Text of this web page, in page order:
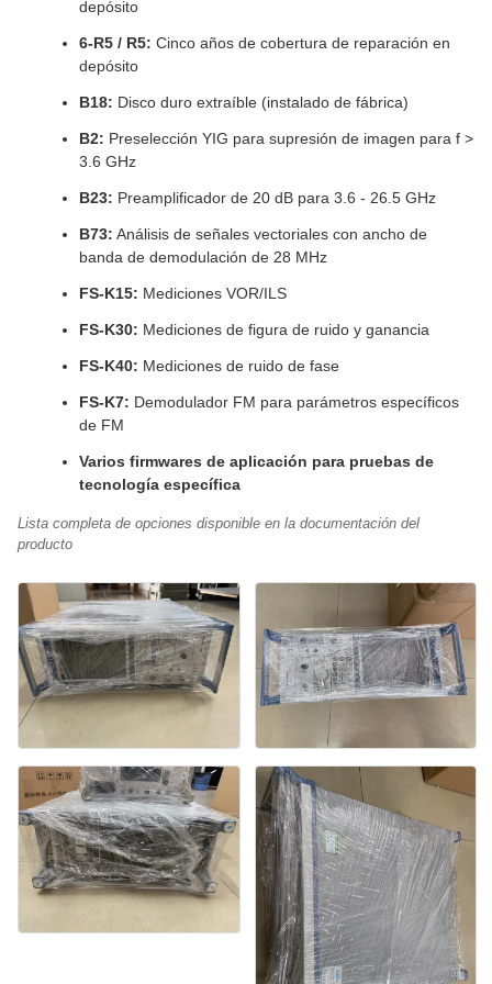
depósito
6-R5 / R5: Cinco años de cobertura de reparación en
depósito
B18: Disco duro extraíble (instalado de fábrica)
B2: Preselección YIG para supresión de imagen para f >
3.6 GHz
B23: Preamplificador de 20 dB para 3.6 - 26.5 GHz
B73: Análisis de señales vectoriales con ancho de
banda de demodulación de 28 MHz
FS-K15: Mediciones VOR/ILS
FS-K30: Mediciones de figura de ruido y ganancia
FS-K40: Mediciones de ruido de fase
FS-K7: Demodulador FM para parámetros específicos
de FM
Varios firmwares de aplicación para pruebas de
tecnología específica
Lista completa de opciones disponible en la documentación del
producto